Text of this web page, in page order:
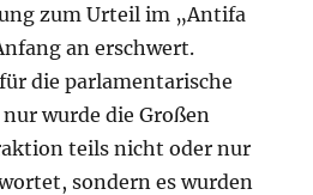
zum Urteil im „Antifa
an erschwert.
die parlamentarische
wurde die Großen
teils nicht oder nur
sondern es wurden